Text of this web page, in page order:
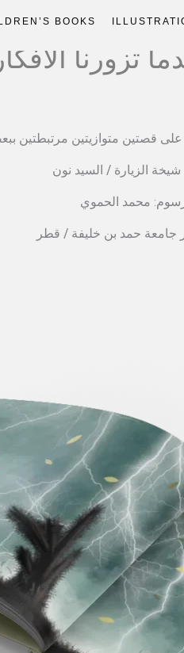
BOOKS
تزورنا الأفكار
قصتين متوازيتين مرتبطتين
شيخة الزيارة / السيد نون
محمد الحموي
جامعة حمد بن خليفة / قطر